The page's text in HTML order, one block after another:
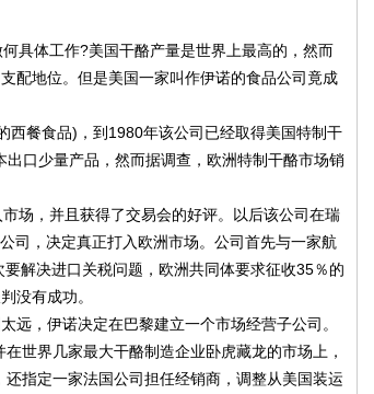
具体工作?美国干酪产量是世界上最高的，然而
配地位。但是美国一家叫作伊诺的食品公司竟成
餐食品)，到1980年该公司已经取得美国特制干
口少量产品，然而据调查，欧洲特制干酪市场销
场，并且获得了交易会的好评。以后该公司在瑞
司，决定真正打入欧洲市场。公司首先与一家航
解决进口关税问题，欧洲共同体要求征收35％的
判没有成功。
，伊诺决定在巴黎建立一个市场经营子公司。
世界几家最大干酪制造企业卧虎藏龙的市场上，
指定一家法国公司担任经销商，调整从美国装运